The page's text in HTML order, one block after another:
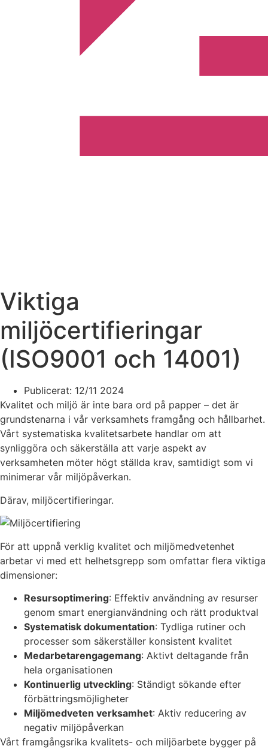
Viktiga
miljöcertifieringar
(ISO9001 och 14001)
Publicerat: 12/11 2024
Kvalitet och miljö är inte bara ord på papper – det är
grundstenarna i vår verksamhets framgång och hållbarhet.
Vårt systematiska kvalitetsarbete handlar om att
synliggöra och säkerställa att varje aspekt av
verksamheten möter högt ställda krav, samtidigt som vi
minimerar vår miljöpåverkan.
Därav, miljöcertifieringar.
För att uppnå verklig kvalitet och miljömedvetenhet
arbetar vi med ett helhetsgrepp som omfattar flera viktiga
dimensioner:
Resursoptimering: Effektiv användning av resurser
genom smart energianvändning och rätt produktval
Systematisk dokumentation: Tydliga rutiner och
processer som säkerställer konsistent kvalitet
Medarbetarengagemang: Aktivt deltagande från
hela organisationen
Kontinuerlig utveckling: Ständigt sökande efter
förbättringsmöjligheter
Miljömedveten verksamhet: Aktiv reducering av
negativ miljöpåverkan
Vårt framgångsrika kvalitets- och miljöarbete bygger på